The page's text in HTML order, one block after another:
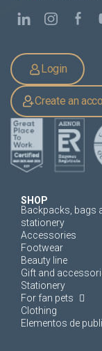
Login
Create an
SHOP
Backpacks, bags
stationery
Accessories
Footwear
Beauty line
Gift and
Stationery
For fan pets
Clothing
Elementos de